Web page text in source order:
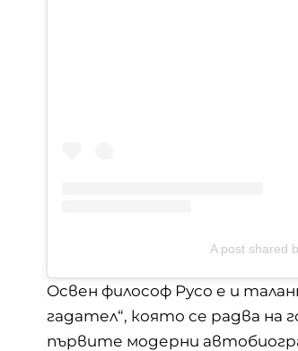
A post shared
Освен философ Русо е и
гадател“, която се радва на
първите модерни